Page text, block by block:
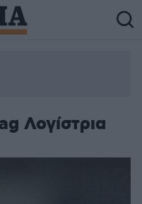
Λογίστρια